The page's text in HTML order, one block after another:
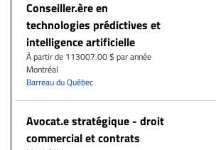
Conseiller.ère en
technologies prédictives et
intelligence artificielle
À partir de 113007.00 $ par année
Montréal
Barreau du Québec
Avocat.e stratégique - droit
commercial et contrats